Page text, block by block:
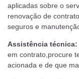
aplicadas sobre o
renovação de
seguros e
Assistência técnica:
em contrato,procure
acionada e de que